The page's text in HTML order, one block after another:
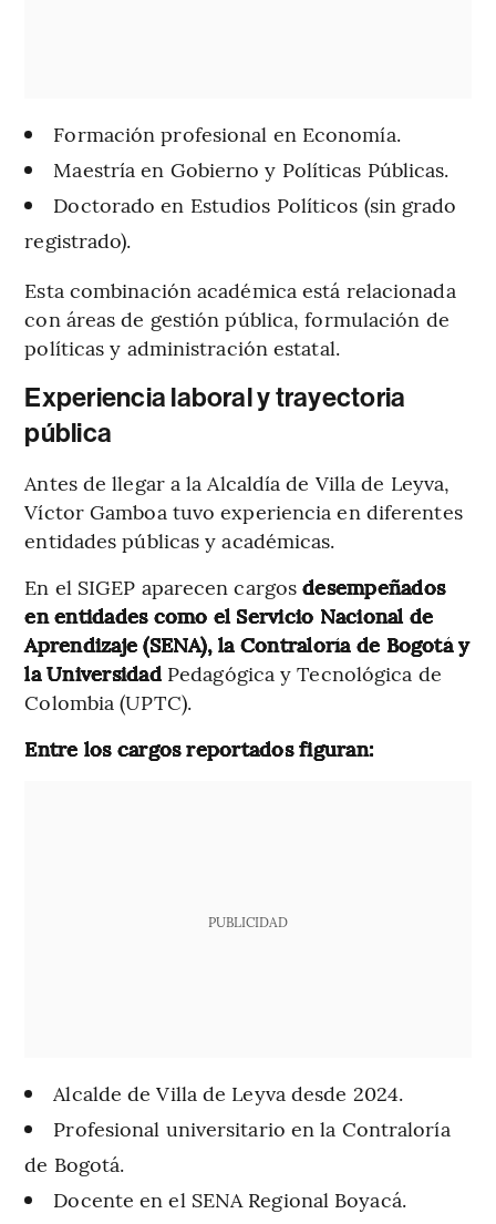
Formación profesional en Economía.
Maestría en Gobierno y Políticas Públicas.
Doctorado en Estudios Políticos (sin grado
registrado).
Esta combinación académica está relacionada
con áreas de gestión pública, formulación de
políticas y administración estatal.
Experiencia laboral y trayectoria
pública
Antes de llegar a la Alcaldía de Villa de Leyva,
Víctor Gamboa tuvo experiencia en diferentes
entidades públicas y académicas.
En el SIGEP aparecen cargosdesempeñados
en entidades como el Servicio Nacional de
Aprendizaje (SENA), la Contraloría de Bogotá y
la Universidad Pedagógica y Tecnológica de
Colombia (UPTC).
Entre los cargos reportados figuran:
PUBLICIDAD
Alcalde de Villa de Leyva desde 2024.
Profesional universitario en la Contraloría
de Bogotá.
Docente en el SENA Regional Boyacá.